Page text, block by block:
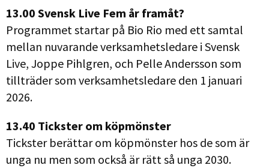
13.00 Svensk Live Fem år framåt?
Programmet startar på Bio Rio med ett samtal
mellan nuvarande verksamhetsledare i Svensk
Live, Joppe Pihlgren, och Pelle Andersson som
tillträder som verksamhetsledare den 1 januari
2026.
13.40 Tickster om köpmönster
Tickster berättar om köpmönster hos de som är
unga nu men som också är rätt så unga 2030.